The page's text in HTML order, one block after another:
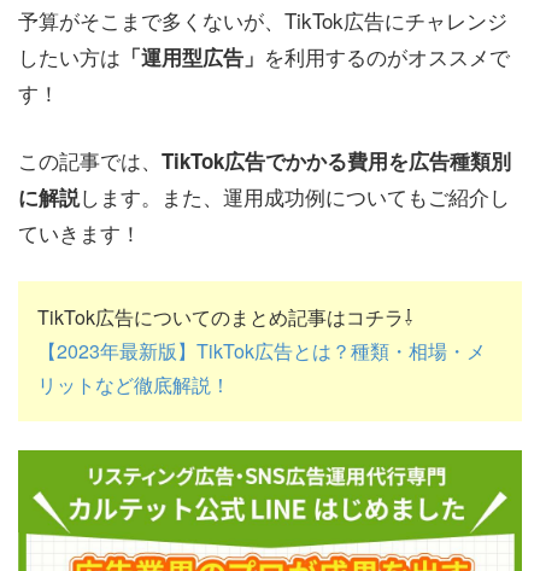
予算がそこまで多くないが、TikTok広告にチャレンジ
したい方は 「運用型広告」 を利用するのがオススメで
す！
この記事では、 TikTok広告でかかる費用を広告種類別
に解説します。また、運用成功例についてもご紹介し
ていきます！
TikTok広告についてのまとめ記事はコチラ⇩
【2023年最新版】TikTok広告とは？種類・相場・メ
リットなど徹底解説！